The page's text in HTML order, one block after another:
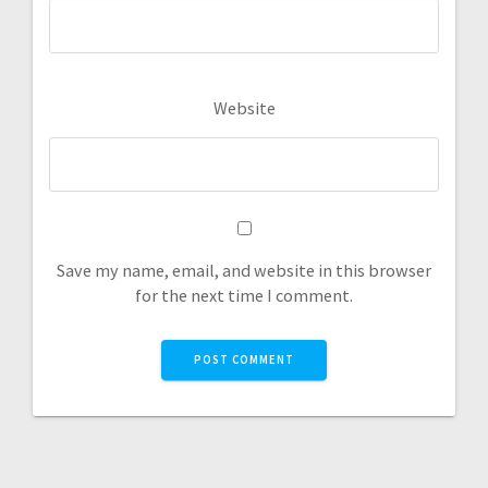
Website
Save my name, email, and website in this browser
for the next time I comment.